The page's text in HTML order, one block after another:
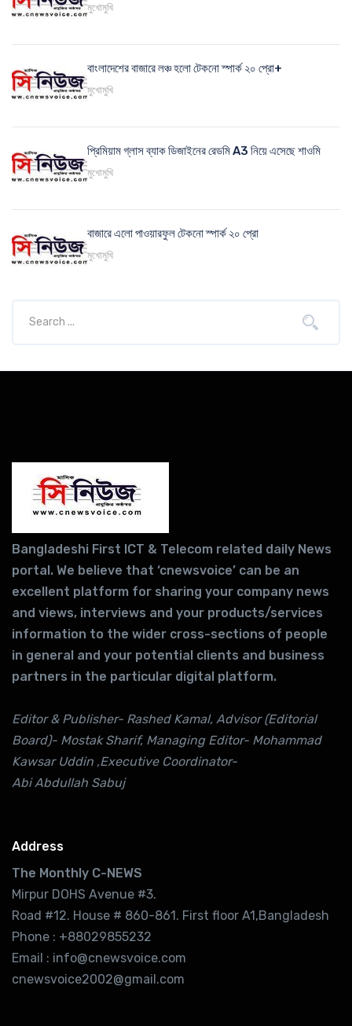
মুখোমুখি
বাংলাদেশের বাজারে লঞ্চ হলো টেকনো স্পার্ক ২০ প্রো+
মুখোমুখি
প্রিমিয়াম গ্লাস ব্যাক ডিজাইনের রেডমি A3 নিয়ে এসেছে শাওমি
মুখোমুখি
বাজারে এলো পাওয়ারফুল টেকনো স্পার্ক ২০ প্রো
মুখোমুখি
Bangladeshi First ICT & Telecom related daily News
portal. We believe that ‘cnewsvoice’ can be an
excellent platform for sharing your company news
and views, interviews and your products/services
information to the wider cross-sections of people
in general and your potential clients and business
partners in the particular digital platform.
Editor & Publisher- Rashed Kamal, Advisor (Editorial
Board)- Mostak Sharif, Managing Editor- Mohammad
Kawsar Uddin ,Executive Coordinator-
Abi Abdullah Sabuj
Address
The Monthly C-NEWS
Mirpur DOHS Avenue #3.
Road #12. House # 860-861. First floor A1,Bangladesh
Phone : +88029855232
Email : info@cnewsvoice.com
cnewsvoice2002@gmail.com